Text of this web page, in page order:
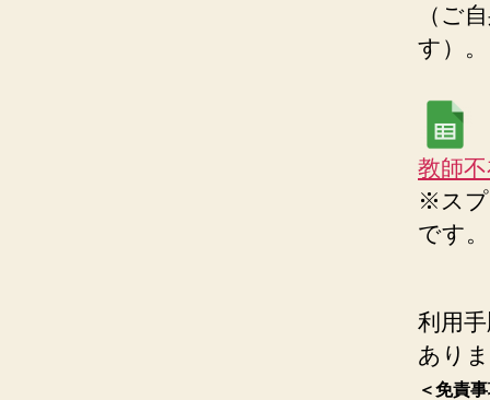
（ご
す）。
教師
※スプ
です。
利用
あり
＜免責